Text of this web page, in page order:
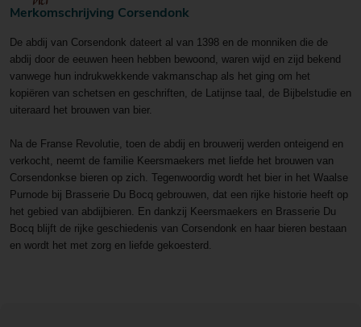
Merkomschrijving Corsendonk
De abdij van Corsendonk dateert al van 1398 en de monniken die de
abdij door de eeuwen heen hebben bewoond, waren wijd en zijd bekend
vanwege hun indrukwekkende vakmanschap als het ging om het
kopiëren van schetsen en geschriften, de Latijnse taal, de Bijbelstudie en
uiteraard het brouwen van bier.
Na de Franse Revolutie, toen de abdij en brouwerij werden onteigend en
verkocht, neemt de familie Keersmaekers met liefde het brouwen van
Corsendonkse bieren op zich. Tegenwoordig wordt het bier in het Waalse
Purnode bij Brasserie Du Bocq gebrouwen, dat een rijke historie heeft op
het gebied van abdijbieren. En dankzij Keersmaekers en Brasserie Du
Bocq blijft de rijke geschiedenis van Corsendonk en haar bieren bestaan
en wordt het met zorg en liefde gekoesterd.